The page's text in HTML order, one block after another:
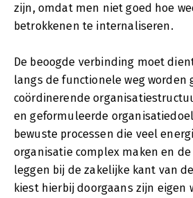
zijn, omdat men niet goed hoe
betrokkenen te internaliseren.
De beoogde verbinding moet
langs de functionele weg worden
coördinerende
en geformuleerde
bewuste processen die veel
organisatie complex maken en
leggen bij de zakelijke kant van
kiest hierbij doorgaans zijn eigen